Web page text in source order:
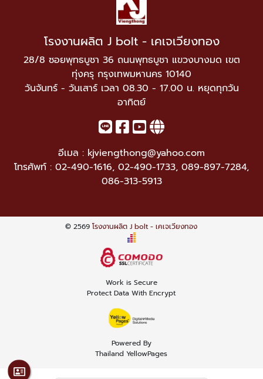
โรงงานผลิต J bolt - เคเจเวียงทอง
28/8 ซอยพุทธบูชา 36 ถนนพุทธบูชา แขวงบางมด เขต
ทุ่งครุ กรุงเทพมหานคร 10140
วันจันทร์ - วันเสาร์ เวลา 08.30 - 17.00 น. หยุดทุกวัน
อาทิตย์
อีเมล : kjviengthong@yahoo.com
โทรศัพท์ : 02-490-1616, 02-490-1733, 089-897-7284,
086-313-5913
© 2569โรงงานผลิต J bolt - เคเจเวียงทอง
Work is Secure
Protect Data With Encrypt
Powered By
Thailand YellowPages